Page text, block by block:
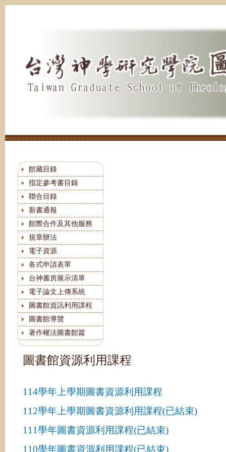
跳
館藏目錄
指定參考書目錄
聯合目錄
新書通報
館際合作及其他服務
規章辦法
電子資源
各式申請表單
台神書房展示清單
電子論文上傳系統
圖書館資訊利用課程
圖書館導覽
著作權法圖書館篇
圖書館資源利用課程
114學年上學期圖書資源利用課程
112學年上學期圖書資源利用課程(已結束)
111學年圖書資源利用課程(已結束)
110學年圖書資源利用課程(已結束)